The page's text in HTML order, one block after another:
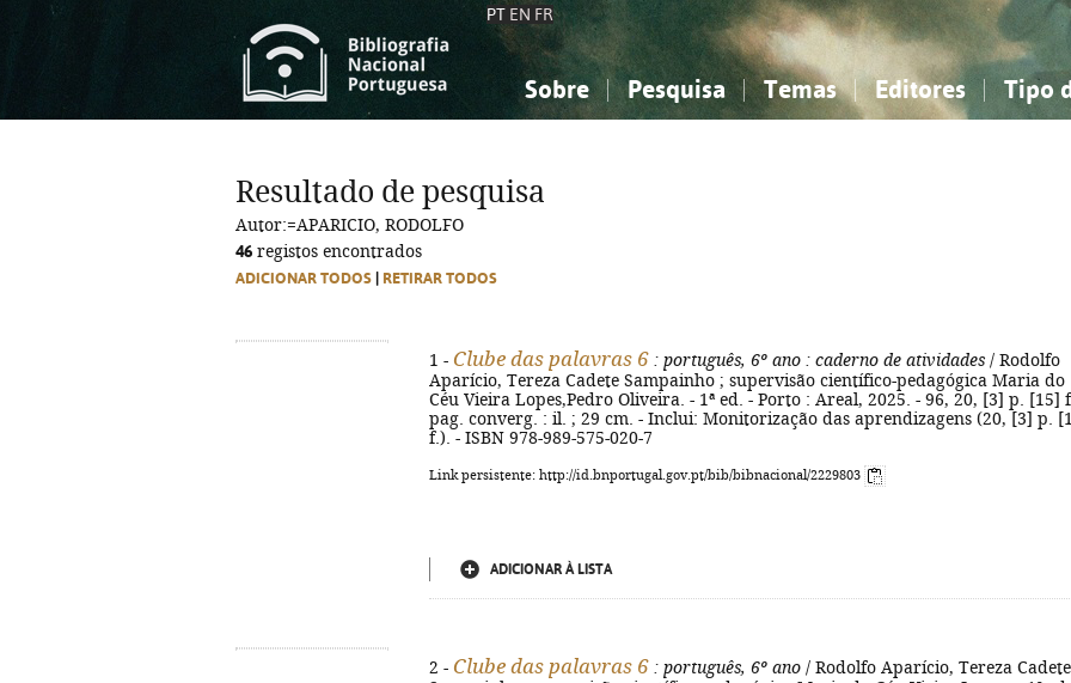
PT EN FR
Sobre Pesquisa Temas
Ciências sociais...
Editores Tipo
Ciências sociais...
Resultado de pesquisa
Autor:=APARICIO, RODOLFO
46 registos encontrados
ADICIONAR TODOS RETIRAR TODOS
1 - Clube das palavras 6 : português, 6º ano : caderno de atividades / Rodolfo
Aparício, Tereza Cadete Sampainho ; supervisão científico-pedagógica Maria do
Céu Vieira Lopes,Pedro Oliveira. - 1ª ed. - Porto : Areal, 2025. - 96, 20, [3] p. [15] f.
pag. converg. : il. ; 29 cm. - Inclui: Monitorização das aprendizagens (20, [3] p.
f.). - ISBN 978-989-575-020-7
Link persistente: http://id.bnportugal.gov.pt/bib/bibnacional/2229803
ADICIONAR À LISTA
2 - Clube das palavras 6 : português, 6º ano / Rodolfo Aparício, Tereza Cadete